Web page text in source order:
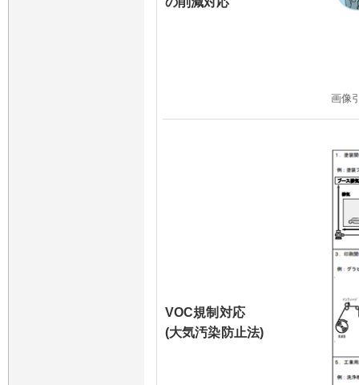
画像
VOC規制対応
(大気汚染防止法)